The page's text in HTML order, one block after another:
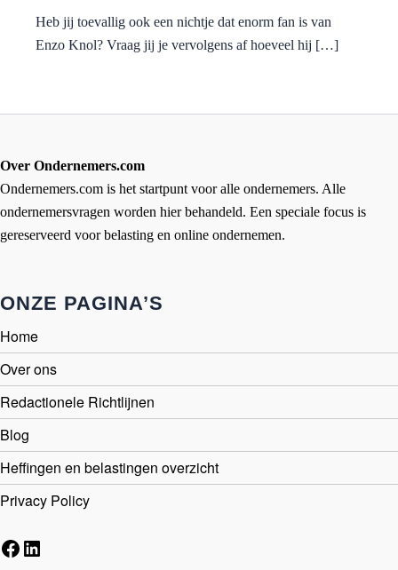
Heb jij toevallig ook een nichtje dat enorm fan is van
Enzo Knol? Vraag jij je vervolgens af hoeveel hij […]
Over Ondernemers.com
Ondernemers.com is het startpunt voor alle ondernemers. Alle
ondernemersvragen worden hier behandeld. Een speciale focus is
gereserveerd voor belasting en online ondernemen.
ONZE PAGINA’S
Home
Over ons
Redactionele Richtlijnen
Blog
Heffingen en belastingen overzicht
Privacy Policy
Facebook
LinkedIn